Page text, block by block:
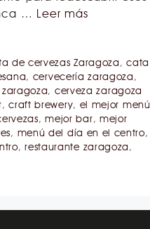
… Leer más
de cervezas Zaragoza,cata
, cervecería zaragoza,
,cerveza zaragoza
,craft brewery, el mejor menú
,mejor bar,mejor
, menú del día en el centro,
,restaurante zaragoza,